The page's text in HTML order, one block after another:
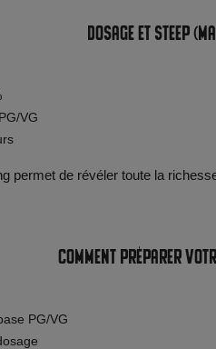
Dosage et steep
VG
permet de révéler toute la
Comment préparer
PG/VG